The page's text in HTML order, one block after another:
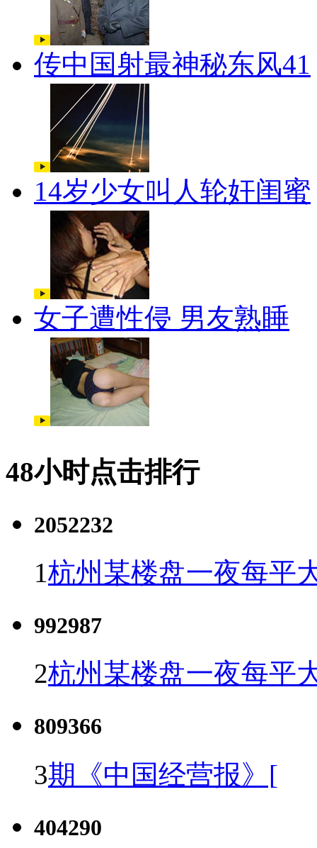
传中国射最神秘东风41
14岁少女叫人轮奸闺蜜
女子遭性侵 男友熟睡
48小时点击排行
2052232
1杭州某楼盘一夜每平
992987
2杭州某楼盘一夜每平
809366
3期《中国经营报》[
404290